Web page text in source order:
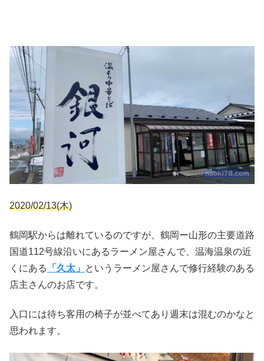
2020/02/13(木)
鶴岡駅からは離れているのですが、鶴岡ー山形の主要道路
国道112号線沿いにあるラーメン屋さんで、温海温泉の近
くにある
「久太」 というラーメン屋さんで修行経験のある
店主さんのお店です。
入口には待ち客用の椅子が並べてあり週末は混むのかなと
思われます。